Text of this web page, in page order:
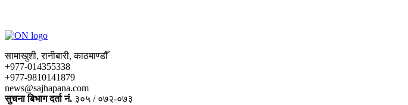
सामाखुशी, रानीबारी, काठमाण्डौँ
+977-014355338
+977-9810141879
news@sajhapana.com
सुचना बिभाग दर्ता नं. ३०५ / ०७२-०७३